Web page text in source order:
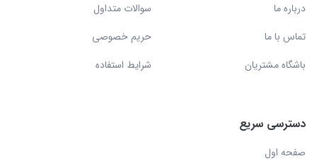
درباره ما
تماس با ما
باشگاه مشتریان
سوالات متداول
حریم خصوصی
شرایط استفاده
دسترسی سریع
صفحه اول